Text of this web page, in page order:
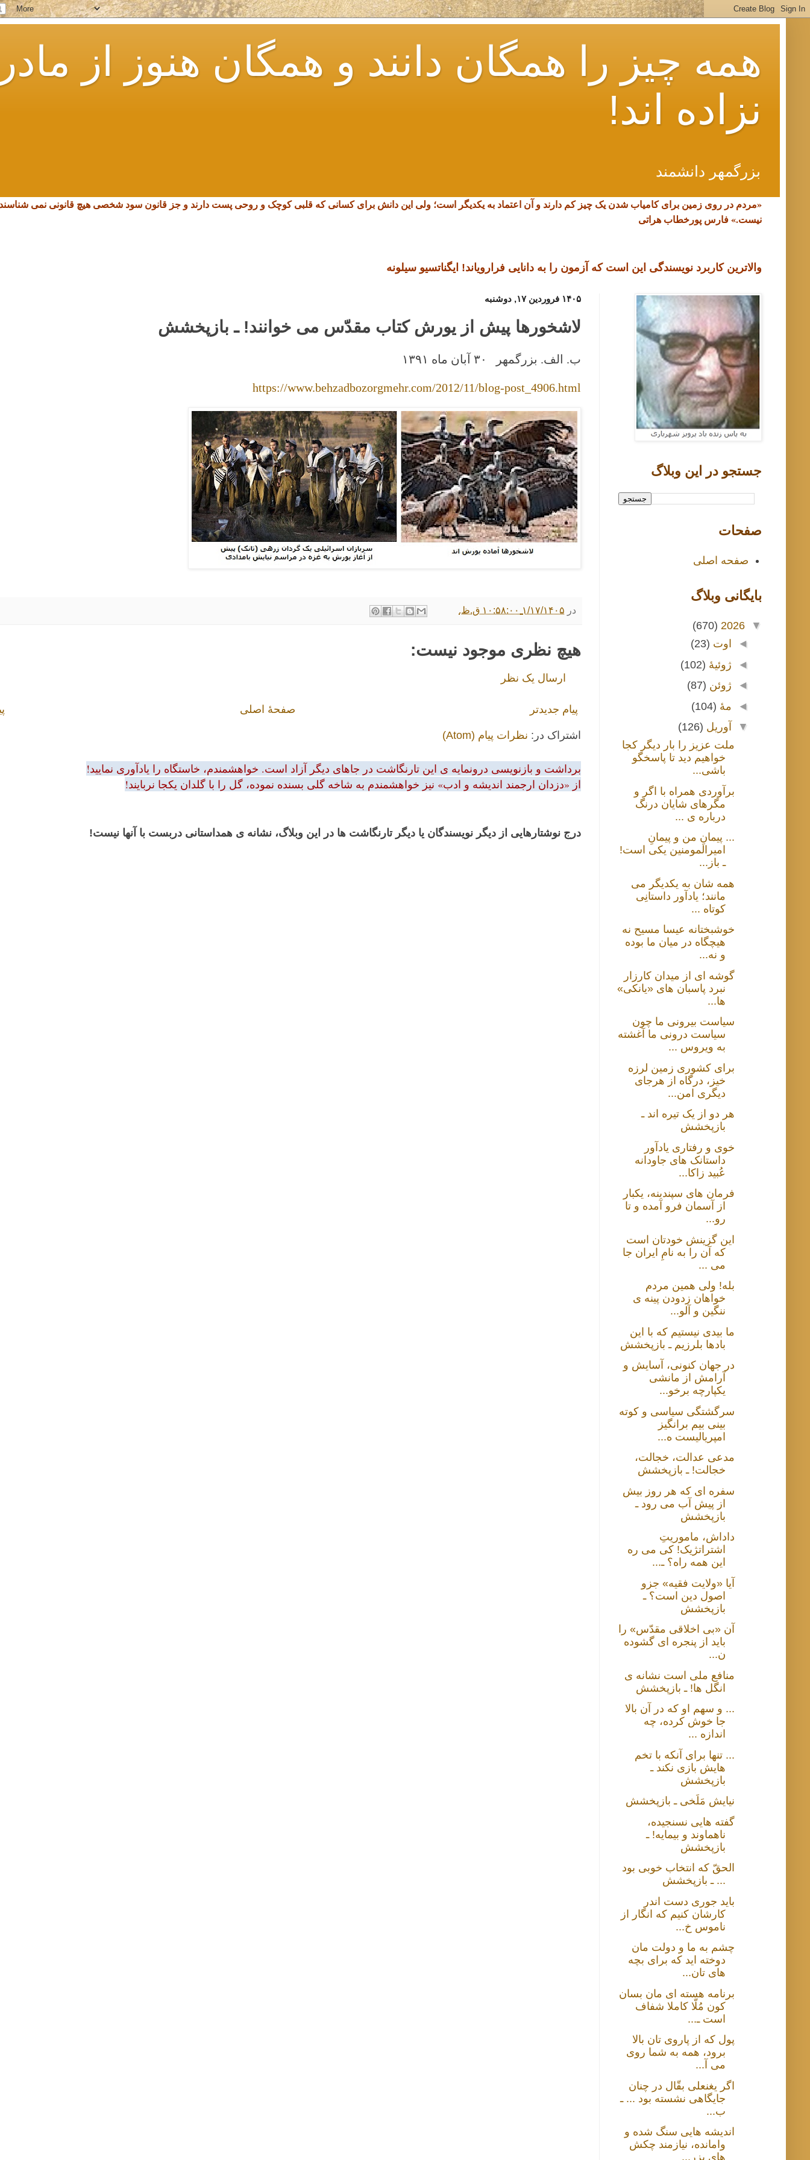
همه چیز را همگان دانند و همگان هنوز از
نزاده اند!
بزرگمهر دانشمند
«مردم در روی زمین برای کامیاب شدن یک چیز کم دارند و آن اعتماد به یکدیگر است؛ ولی این دانش برای کسانی که قلبی کوچک و روحی پست دارند و جز قانون سود شخصی هیچ قانونی نمی
نیست.» فارس پورخطاب هراتی
والاترین کاربرد نویسندگی این است که آزمون را به دانایی فرارویاند! ایگناتسیو سیلونه
۱۴۰۵ فروردین ۱۷, دوشنبه
لاشخورها پیش از یورش کتاب مقدّس می خوانند! ـ بازپخشش
ب. الف. بزرگمهر ۳۰ آبان ماه ۱۳۹۱
https://www.behzadbozorgmehr.com/2012/11/blog-post_4906.html
در ۱/۱۷/۱۴۰۵ ۱۰:۵۸:۰۰ ق.ظ.
هیچ نظری موجود نیست:
ارسال یک نظر
پیام جدیدتر صفحهٔ اصلی
اشتراک در: نظرات پیام (Atom)
برداشت و بازنویسی درونمایه ی این تارنگاشت در جاهای دیگر آزاد است. خواهشمندم، خاستگاه را یادآوری نمایید!
از «دزدان ارجمند اندیشه و ادب» نیز خواهشمندم به شاخه گلی بسنده نموده، گل را با گلدان یکجا نربایند!
درج نوشتارهایی از دیگر نویسندگان یا دیگر تارنگاشت ها در این وبلاگ، نشانه ی همداستانی دربست با آنها نیست!
جستجو در اين وبلاگ
صفحات
صفحه اصلی
بايگانی وبلاگ
▼
2026
(670)
◄
اوت (23)
◄ ژوئیهٔ (102)
◄ ژوئن (87)
◄ مهٔ (104)
▼
آوریل (126)
ملت عزیز را بار دیگر کجا
خواهیم دید تا پاسخگو
باشی...
برآوردی همراه با اگر و
مگرهای شایان درنگ
درباره ی ...
... پیمانِ من و پیمانِ
امیرالمومنین یکی است!
ـ باز...
همه شان به یکدیگر می
مانند؛ یادآور داستانِی
کوتاه ...
خوشبختانه عیسا مسیح نه
هیچگاه در میان ما بوده
و نه...
گوشه ای از میدان کارزار
نبرد پاسبان های «یانکی»
ها...
سیاست بیرونی ما چون
سیاست درونی ما آغشته
به ویروس ...
برای کشوری زمین لرزه
خیز، درگاه از هرجای
دیگری امن...
هر دو از یک تیره اند ـ
بازپخشش
خوی و رفتاری یادآور
داستانک های جاودانه
عُبید زاکا...
فرمان های سپندینه، یکبار
از آسمان فرو آمده و تا
رو...
این گزینش خودتان است
که آن را به نامِ ایران جا
می ...
بله! ولی همین مردم
خواهان زدودن پینه ی
ننگین و آلو...
ما بیدی نیستیم که با این
بادها بلرزیم ـ بازپخشش
در جهان کنونی، آسایش و
آرامش از مانشی
یکپارچه برخو...
سرگشتگی سیاسی و کوته
بینی بیم برانگیز
امپریالیست ه...
مدعی عدالت، خجالت،
خجالت! ـ بازپخشش
سفره ای که هر روز بیش
از پیش آب می رود ـ
بازپخشش
داداش، ماموریتِ
اشتراتژیک! کی می ره
این همه راه؟ ـ...
آیا «ولایت فقیه» جزو
اصول دین است؟ ـ
بازپخشش
آن «بی‌ اخلاقی‌ مقدّس» را
باید از پنجره ای گشوده
ن...
منافع ملی است نشانه ی
انگل ها! ـ بازپخشش
... و سهم او که در آن بالا
جا خوش کرده، چه
اندازه ...
... تنها برای آنکه با تخم
هایش بازی نکند ـ
بازپخشش
نیایش مَلَخی ـ بازپخشش
گفته هایی نسنجیده،
ناهماوند و بیمایه! ـ
بازپخشش
الحقّ که انتخاب خوبی بود
... ـ بازپخشش
باید جوری دست اندر
کارشان کنیم که انگار از
ناموس خ...
چشم به ما و دولت مان
دوخته اید که برای بچه
های تان...
برنامه هسته ای مان بسان
کون مُلّا کاملا شفاف
است ـ...
پول که از پاروی تان بالا
برود، همه به شما روی
می آ...
اگر یغنعلی بقّال در چنان
جایگاهی نشسته بود ... ـ
ب...
اندیشه هایی سنگ شده و
وامانده، نیازمند چکش
های بزر...